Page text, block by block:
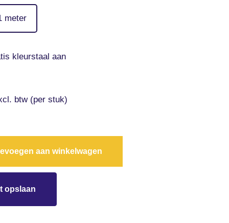
meter
kleurstaal aan
btw (per stuk)
aan winkelwagen
opslaan